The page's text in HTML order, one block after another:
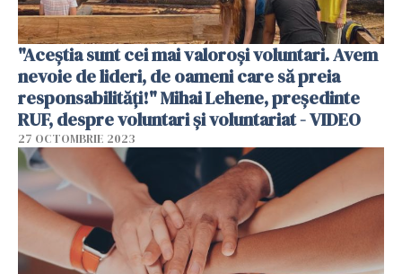
"Aceștia sunt cei mai valoroși voluntari. Avem
nevoie de lideri, de oameni care să preia
responsabilități!" Mihai Lehene, președinte
RUF, despre voluntari și voluntariat - VIDEO
27 OCTOMBRIE 2023